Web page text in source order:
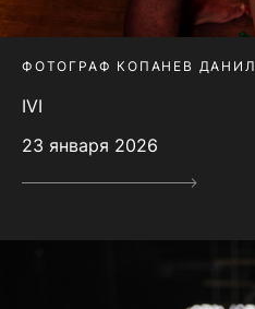
ФОТОГРАФ КОПАНЕВ ДАНИЛ
IVI
23 января 2026